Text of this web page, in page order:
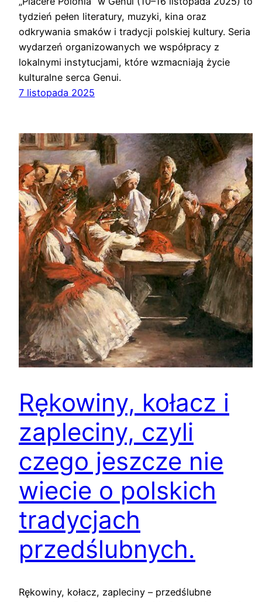
tydzień pełen literatury, muzyki, kina oraz
odkrywania smaków i tradycji polskiej kultury. Seria
wydarzeń organizowanych we współpracy z
lokalnymi instytucjami, które wzmacniają życie
kulturalne serca Genui.
7 listopada 2025
Rękowiny, kołacz i
zapleciny, czyli
czego jeszcze nie
wiecie o polskich
tradycjach
przedślubnych.
Rękowiny, kołacz, zapleciny – przedślubne